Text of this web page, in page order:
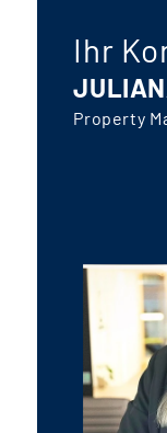
Ihr
Property